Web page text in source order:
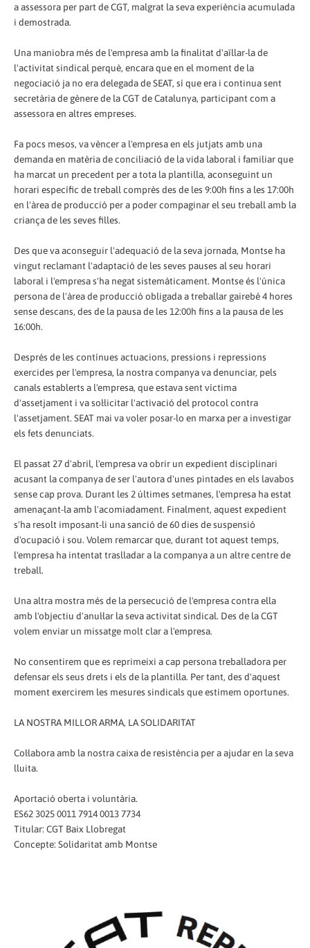
a assessora per part de CGT, malgrat la seva experiència acumulada
i demostrada.
Una maniobra més de l'empresa amb la finalitat d'aïllar-la de
l'activitat sindical perquè, encara que en el moment de la
negociació ja no era delegada de SEAT, sí que era i continua sent
secretària de gènere de la CGT de Catalunya, participant com a
assessora en altres empreses.
Fa pocs mesos, va vèncer a l'empresa en els jutjats amb una
demanda en matèria de conciliació de la vida laboral i familiar que
ha marcat un precedent per a tota la plantilla, aconseguint un
horari específic de treball comprès des de les 9:00h fins a les 17:00h
en l'àrea de producció per a poder compaginar el seu treball amb la
criança de les seves filles.
Des que va aconseguir l'adequació de la seva jornada, Montse ha
vingut reclamant l'adaptació de les seves pauses al seu horari
laboral i l'empresa s'ha negat sistemàticament. Montse és l'única
persona de l'àrea de producció obligada a treballar gairebé 4 hores
sense descans, des de la pausa de les 12:00h fins a la pausa de les
16:00h.
Després de les contínues actuacions, pressions i repressions
exercides per l'empresa, la nostra companya va denunciar, pels
canals establerts a l'empresa, que estava sent víctima
d'assetjament i va sol·licitar l'activació del protocol contra
l'assetjament. SEAT mai va voler posar-lo en marxa per a investigar
els fets denunciats.
El passat 27 d'abril, l'empresa va obrir un expedient disciplinari
acusant la companya de ser l'autora d'unes pintades en els lavabos
sense cap prova. Durant les 2 últimes setmanes, l'empresa ha estat
amenaçant-la amb l'acomiadament. Finalment, aquest expedient
s'ha resolt imposant-li una sanció de 60 dies de suspensió
d'ocupació i sou. Volem remarcar que, durant tot aquest temps,
l'empresa ha intentat traslladar a la companya a un altre centre de
treball.
Una altra mostra més de la persecució de l'empresa contra ella
amb l'objectiu d'anul·lar la seva activitat sindical. Des de la CGT
volem enviar un missatge molt clar a l'empresa.
No consentirem que es reprimeixi a cap persona treballadora per
defensar els seus drets i els de la plantilla. Per tant, des d'aquest
moment exercirem les mesures sindicals que estimem oportunes.
LA NOSTRA MILLOR ARMA, LA SOLIDARITAT
Col·labora amb la nostra caixa de resistència per a ajudar en la seva
lluita.
Aportació oberta i voluntària.
ES62 3025 0011 7914 0013 7734
Titular: CGT Baix Llobregat
Concepte: Solidaritat amb Montse